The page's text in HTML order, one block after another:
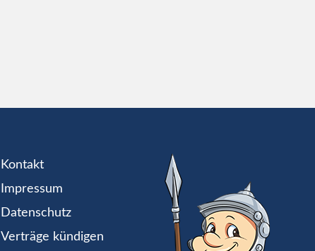
Kontakt
Impressum
Datenschutz
Verträge kündigen